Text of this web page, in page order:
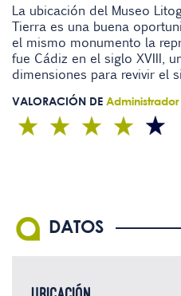
La ubicación del Museo
Tierra es una buena
el mismo monumento la
fue Cádiz en el siglo XVIII,
dimensiones para revivir el
VALORACIÓN DE Administrador
DATOS